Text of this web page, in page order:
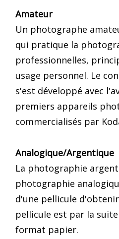
Amateur
Un photographe
qui pratique la
professionnelles,
usage personnel. Le
s'est développé avec
premiers appareils
commercialisés par
Analogique/Argentique
La photographie
photographie
d'une pellicule
pellicule est par la
format papier.